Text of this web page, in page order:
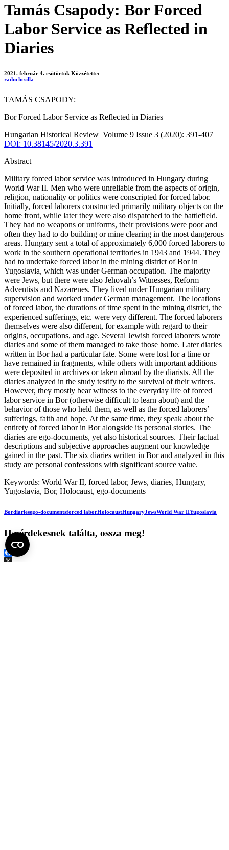
Tamás Csapody: Bor Forced
Labor Service as Reflected in
Diaries
2021. február 4. csütörtök Közzétette:
raduchcsilla
TAMÁS CSAPODY:
Bor Forced Labor Service as Reflected in Diaries
Hungarian Historical Review Volume 9 Issue 3 (2020): 391-407
DOI: 10.38145/2020.3.391
Abstract
Military forced labor service was introduced in Hungary during
World War II. Men who were unreliable from the aspects of origin,
religion, nationality or politics were conscripted for forced labor.
Initially, forced laborers constructed primarily military objects on the
home front, while later they were also dispatched to the battlefield.
They had no weapons or uniforms, their provisions were poor and
often they had to do building or mine clearing in the most dangerous
areas. Hungary sent a total of approximately 6,000 forced laborers to
work in the southern operational territories in 1943 and 1944. They
had to undertake forced labor in the mining district of Bor in
Yugoslavia, which was under German occupation. The majority
were Jews, but there were also Jehovah’s Witnesses, Reform
Adventists and Nazarenes. They lived under Hungarian military
supervision and worked under German management. The locations
of forced labor, the durations of time spent in the mining district, the
experienced sufferings, etc. were very different. The forced laborers
themselves were also different, for example with regard to their
origins, occupations, and age. Several Jewish forced laborers wrote
diaries and some of them managed to take those home. Later diaries
written in Bor had a particular fate. Some were lost for a time or
have remained in fragments, while others with important additions
were deposited in archives or taken abroad by the diarists. All the
diaries analyzed in the study testify to the survival of their writers.
However, they mostly bear witness to the everyday life of forced
labor service in Bor (otherwise difficult to learn about) and the
behavior of those who held them, as well as the forced laborers’
sufferings, faith and hope. At the same time, they speak about the
entirety of forced labor in Bor alongside its personal stories. The
diaries are ego-documents, yet also historical sources. Their factual
descriptions and subjective approaches augment our knowledge
gained in the past. The six diaries written in Bor and analyzed in this
study are personal confessions with significant source value.
Keywords: World War II, forced labor, Jews, diaries, Hungary,
Yugoslavia, Bor, Holocaust, ego-documents
Bordiariesego-documentsforced laborHolocaustHungaryJewsWorld War IIYugoslavia
Ha érdekesnek találta, ossza meg!
Facebook